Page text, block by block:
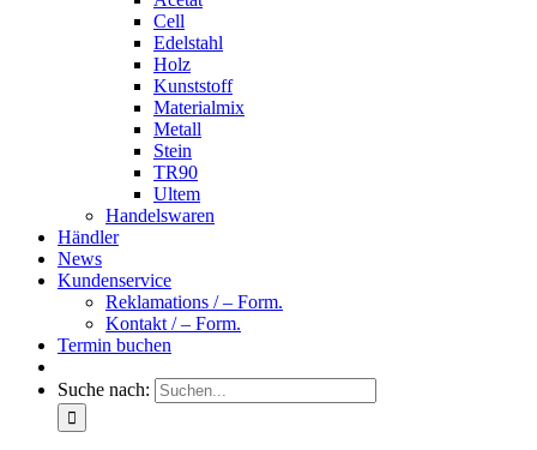
Cell
Edelstahl
Holz
Kunststoff
Materialmix
Metall
Stein
TR90
Ultem
Handelswaren
Händler
News
Kundenservice
Reklamations / – Form.
Kontakt / – Form.
Termin buchen
Suche nach: